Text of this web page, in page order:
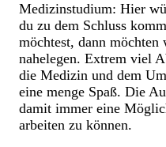
Medizinstudium: Hier
du zu dem Schluss
möchtest, dann
nahelegen. Extrem viel
die Medizin und dem
eine menge Spaß. Die
damit immer eine
arbeiten zu können.